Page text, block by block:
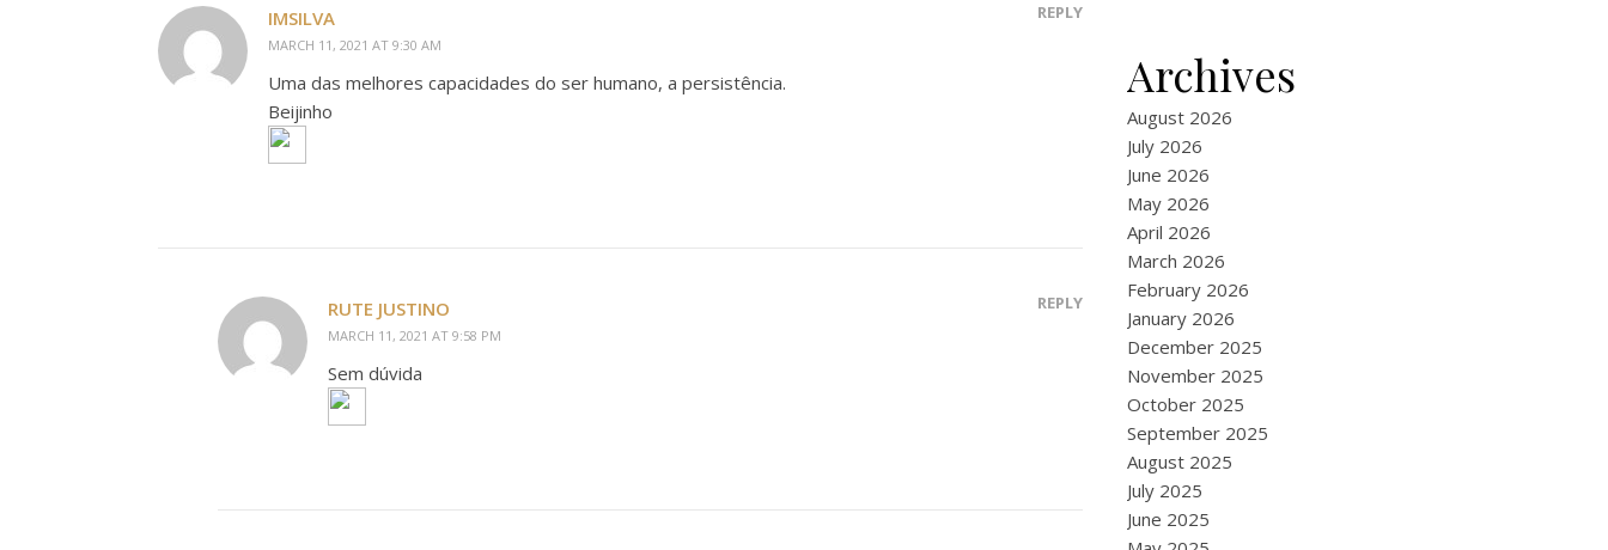
IMSILVA
MARCH 11, 2021 AT 9:30 AM
REPLY
Uma das melhores capacidades do ser humano, a persistência.
Beijinho
RUTE JUSTINO
MARCH 11, 2021 AT 9:58 PM
REPLY
Sem dúvida
Archives
August 2026
July 2026
June 2026
May 2026
April 2026
March 2026
February 2026
January 2026
December 2025
November 2025
October 2025
September 2025
August 2025
July 2025
June 2025